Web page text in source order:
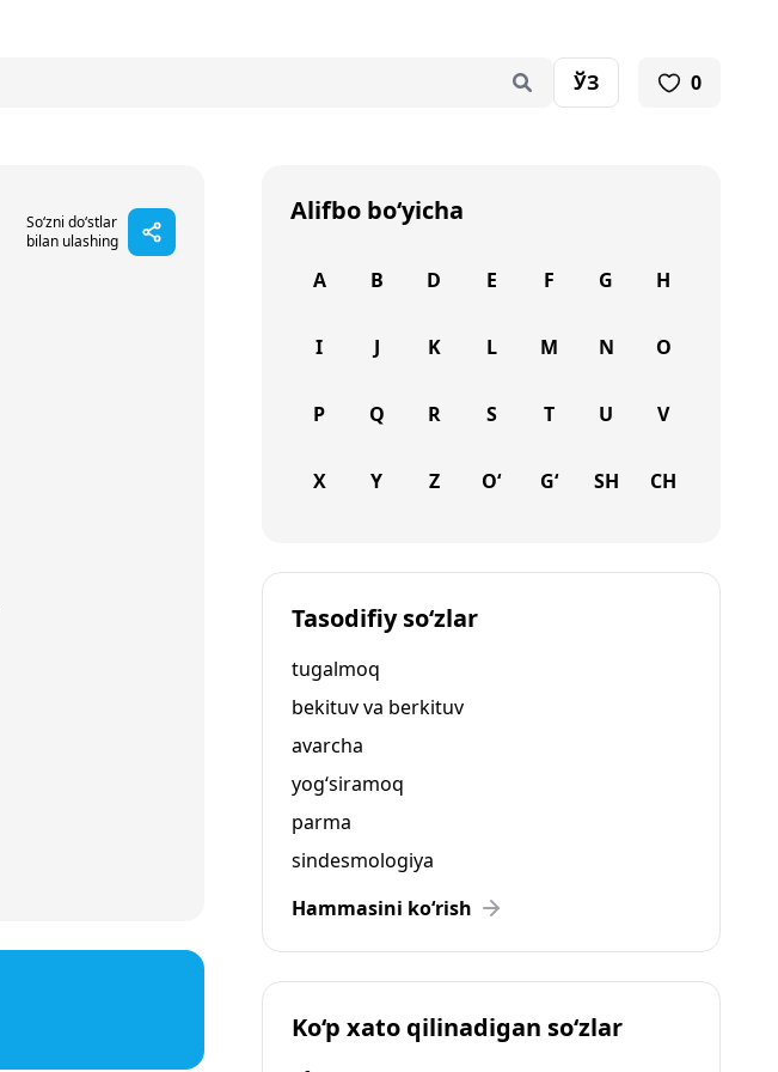
ЎЗ 0
So‘zni do‘stlar
bilan ulashing
Alifbo bo‘yicha
A B D E F G H
I J K L M N O
P Q R S T U V
X Y Z O‘ G‘ SH CH
Tasodifiy so‘zlar
tugalmoq
bekituv va berkituv
avarcha
yog‘siramoq
parma
sindesmologiya
Hammasini ko‘rish
Ko‘p xato qilinadigan so‘zlar